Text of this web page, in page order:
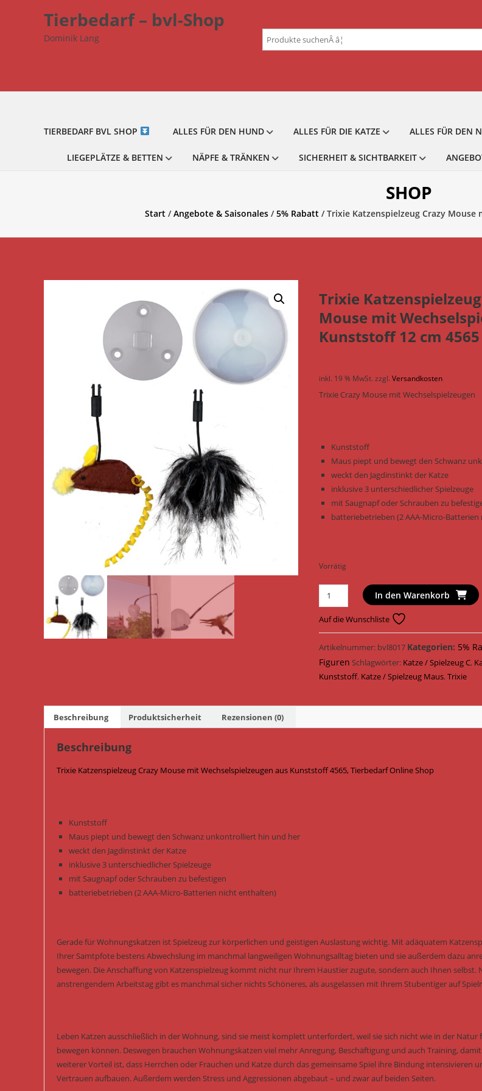
Tierbedarf – bvl-Shop
Dominik Lang
Suchen
nach:
TIERBEDARF BVL SHOP ALLES FÜR DEN HUND ALLES FÜR DIE KATZE ALLES FÜR DEN
LIEGEPLÄTZE & BETTEN NÄPFE & TRÄNKEN SICHERHEIT & SICHTBARKEIT
SHOP
Start /Angebote & Saisonales /5% Rabatt / Trixie Katzenspielzeug Crazy Mouse
Trixie
Mouse mit
Kunststoff 12 cm 4565
inkl. 19 % MwSt. zzgl.Versandkosten
Trixie Crazy Mouse mit Wechselspielzeugen
Kunststoff
Maus piept und bewegt den Schwanz
weckt den Jagdinstinkt der Katze
inklusive 3 unterschiedlicher Spielzeuge
mit Saugnapf oder Schrauben zu
batteriebetrieben (2 AAA-Micro-
Vorrätig
Trixie
Katzenspielzeug
Crazy
Mouse
mit
Wechselspielzeugen
Kunststoff
Menge
In den Warenkorb
Auf die Wunschliste
Artikelnummer: bvl8017 Kategorien: 5%
Figuren Schlagwörter: Katze / Spielzeug C,
Kunststoff, Katze / Spielzeug Maus,Trixie
Beschreibung Produktsicherheit Rezensionen (0)
Beschreibung
Trixie Katzenspielzeug Crazy Mouse mit Wechselspielzeugen aus Kunststoff 4565, Tierbedarf Online Shop
Kunststoff
Maus piept und bewegt den Schwanz unkontrolliert hin und her
weckt den Jagdinstinkt der Katze
inklusive 3 unterschiedlicher Spielzeuge
mit Saugnapf oder Schrauben zu befestigen
batteriebetrieben (2 AAA-Micro-Batterien nicht enthalten)
Gerade für Wohnungskatzen ist Spielzeug zur körperlichen und geistigen Auslastung wichtig. Mit adäquatem
Ihrer Samtpfote bestens Abwechslung im manchmal langweiligen Wohnungsalltag bieten und sie außerdem dazu
bewegen. Die Anschaffung von Katzenspielzeug kommt nicht nur Ihrem Haustier zugute, sondern auch Ihnen selbst.
anstrengendem Arbeitstag gibt es manchmal sicher nichts Schöneres, als ausgelassen mit Ihrem Stubentiger auf
Leben Katzen ausschließlich in der Wohnung, sind sie meist komplett unterfordert, weil sie sich nicht wie in der Natur
bewegen können. Deswegen brauchen Wohnungskatzen viel mehr Anregung, Beschäftigung und auch Training,
weiterer Vorteil ist, dass Herrchen oder Frauchen und Katze durch das gemeinsame Spiel ihre Bindung intensivieren
Vertrauen aufbauen. Außerdem werden Stress und Aggressionen abgebaut – und zwar auf beiden Seiten.